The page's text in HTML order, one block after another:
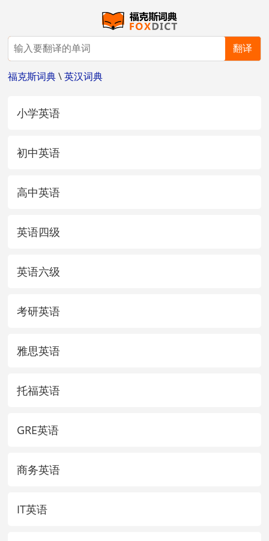
翻译
福克斯词典\英汉词典
小学英语
初中英语
高中英语
英语四级
英语六级
考研英语
雅思英语
托福英语
GRE英语
商务英语
IT英语